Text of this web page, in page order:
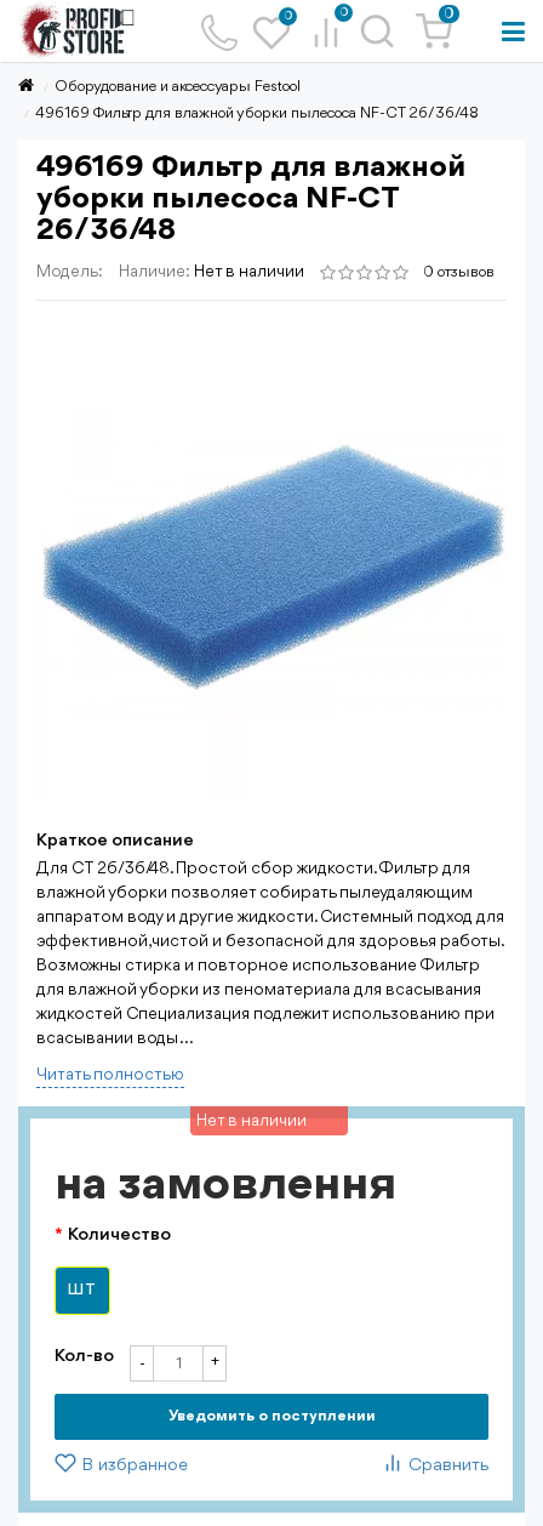
0 0 0
Оборудование и аксессуары Festool
496169 Фильтр для влажной уборки пылесоса NF-CT 26/36/48
496169 Фильтр для влажной
уборки пылесоса NF-CT
26/36/48
Модель: Наличие: Нет в наличии 0 отзывов
Краткое описание
Для CT 26/36/48. Простой сбор жидкости. Фильтр для
влажной уборки позволяет собирать пылеудаляющим
аппаратом воду и другие жидкости. Системный подход для
эффективной, чистой и безопасной для здоровья работы.
Возможны стирка и повторное использование Фильтр
для влажной уборки из пеноматериала для всасывания
жидкостей Специализация подлежит использованию при
всасывании воды ...
Читать полностью
Нет в наличии
на замовлення
Количество
ШТ
Кол-во +
-
Уведомить о поступлении
Сравнить
В избранное